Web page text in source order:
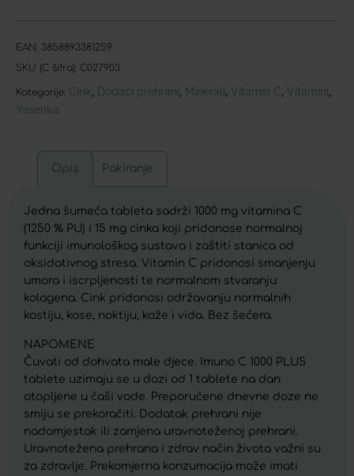
EAN: 3858893381259
SKU (C šifra): C027903
Kategorije: Cink Dodaci prehrani Minerali Vitamin C Vitamini
Yasenka
Opis Pakiranje
Jedna šumeća tableta sadrži 1000 mg vitamina C
(1250 % PU) i 15 mg cinka koji pridonose normalnoj
funkciji imunološkog sustava i zaštiti stanica od
oksidativnog stresa. Vitamin C pridonosi smanjenju
umora i iscrpljenosti te normalnom stvaranju
kolagena. Cink pridonosi održavanju normalnih
kostiju, kose, noktiju, kože i vida. Bez šećera.
NAPOMENE
Čuvati od dohvata male djece. Imuno C 1000 PLUS
tablete uzimaju se u dozi od 1 tablete na dan
otopljene u čaši vode. Preporučene dnevne doze ne
smiju se prekoračiti. Dodatak prehrani nije
nadomjestak ili zamjena uravnoteženoj prehrani.
Uravnotežena prehrana i zdrav način života važni su
za zdravlje. Prekomjerna konzumacija može imati